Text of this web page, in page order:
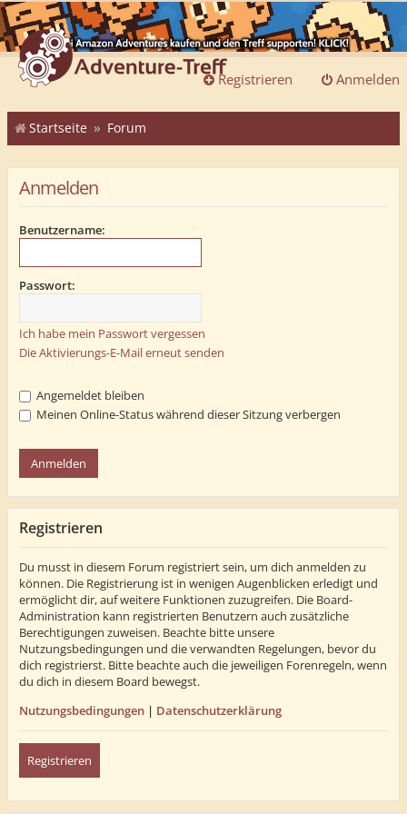
Anmelden
Registrieren
Startseite Forum
Anmelden
Benutzername:
Passwort:
Ich habe mein Passwort vergessen
Die Aktivierungs-E-Mail erneut senden
Angemeldet bleiben
Meinen Online-Status während dieser Sitzung verbergen
Registrieren
Du musst in diesem Forum registriert sein, um dich anmelden zu
können. Die Registrierung ist in wenigen Augenblicken erledigt und
ermöglicht dir, auf weitere Funktionen zuzugreifen. Die Board-
Administration kann registrierten Benutzern auch zusätzliche
Berechtigungen zuweisen. Beachte bitte unsere
Nutzungsbedingungen und die verwandten Regelungen, bevor du
dich registrierst. Bitte beachte auch die jeweiligen Forenregeln, wenn
du dich in diesem Board bewegst.
Nutzungsbedingungen | Datenschutzerklärung
Registrieren